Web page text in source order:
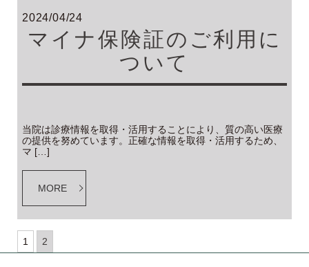
2024/04/24
マイナ保険証のご利用に
ついて
当院は診療情報を取得・活用することにより、質の高い医療
の提供を努めています。正確な情報を取得・活用するため、
マ […]
MORE
1 2